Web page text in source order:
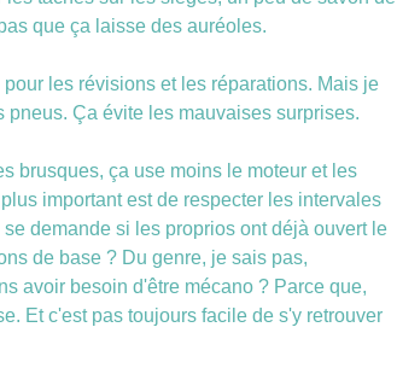
que ça laisse des auréoles.
les révisions et les réparations. Mais je
Ça évite les mauvaises surprises.
brusques, ça use moins le moteur et les
important est de respecter les intervales
demande si les proprios ont déjà ouvert le
de base ? Du genre, je sais pas,
avoir besoin d'être mécano ? Parce que,
Et c'est pas toujours facile de s'y retrouver